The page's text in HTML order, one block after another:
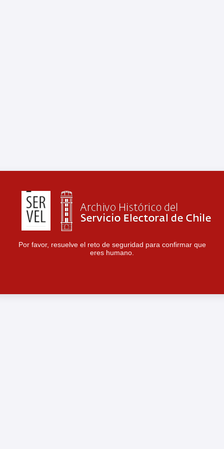
Por favor, resuelve el reto de seguridad para confirmar que
eres humano.